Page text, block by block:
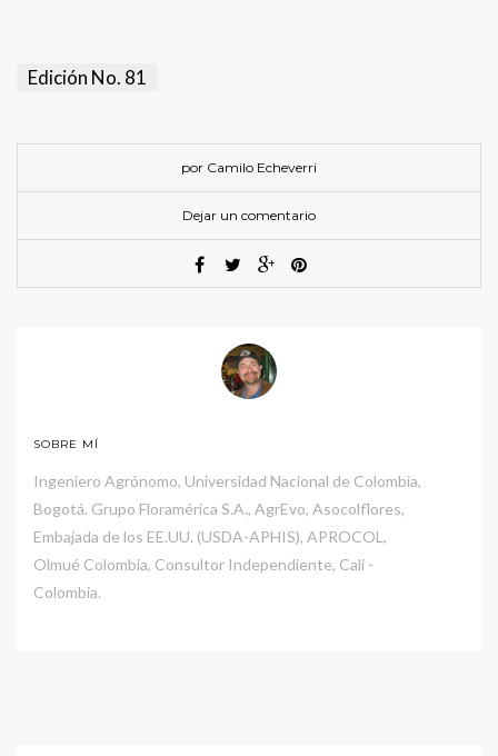
Edición No. 81
por Camilo Echeverri
Dejar un comentario
SOBRE MÍ
Ingeniero Agrónomo, Universidad Nacional de Colombia,
Bogotá. Grupo Floramérica S.A., AgrEvo, Asocolflores,
Embajada de los EE.UU. (USDA-APHIS), APROCOL,
Olmué Colombia, Consultor Independiente, Cali -
Colombia.